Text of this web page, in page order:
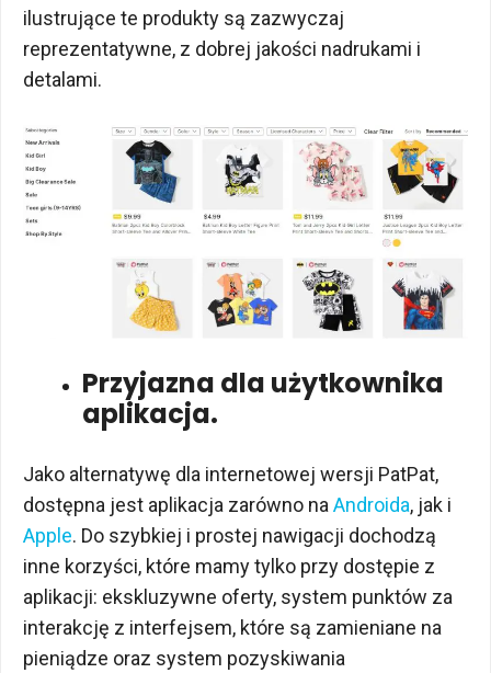
ilustrujące te produkty są zazwyczaj
reprezentatywne, z dobrej jakości nadrukami i
detalami.
Przyjazna dla użytkownika
aplikacja.
Jako alternatywę dla internetowej wersji PatPat,
dostępna jest aplikacja zarówno naAndroida, jak i
Apple. Do szybkiej i prostej nawigacji dochodzą
inne korzyści, które mamy tylko przy dostępie z
aplikacji: ekskluzywne oferty, system punktów za
interakcję z interfejsem, które są zamieniane na
pieniądze oraz system pozyskiwania